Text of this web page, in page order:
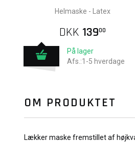
Helmaske - Latex
DKK 13900
På lager
Afs.:1-5 hverdage
OM PRODUKTET
Lækker maske fremstillet af